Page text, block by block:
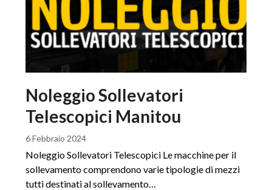
Noleggio Sollevatori
Telescopici Manitou
6 Febbraio 2024
Noleggio Sollevatori Telescopici Le macchine per il
sollevamento comprendono varie tipologie di mezzi
tutti destinati al sollevamento…